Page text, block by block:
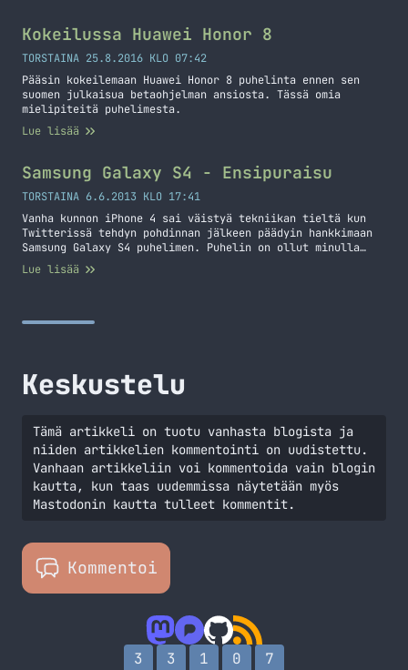
Kokeilussa Huawei Honor 8
TORSTAINA 25.8.2016 KLO 07:42
Pääsin kokeilemaan Huawei Honor 8 puhelinta ennen sen
suomen julkaisua betaohjelman ansiosta. Tässä omia
mielipiteitä puhelimesta.
Lue lisää
Samsung Galaxy S4 - Ensipuraisu
TORSTAINA 6.6.2013 KLO 17:41
Vanha kunnon iPhone 4 sai väistyä tekniikan tieltä kun
Twitterissä tehdyn pohdinnan jälkeen päädyin hankkimaan
Samsung Galaxy S4 puhelimen. Puhelin on ollut minulla
reilut pari viikkoa ja lyhyesti sanottuna tämä vaikuttaa
erittäin loistavalta puhelimelta. Galaxy S4 speksithän
Prosessori: Quad-core 1.9 GHz Krait 300, Qualcomm
Lue lisää
Keskustelu
Tämä artikkeli on tuotu vanhasta blogista ja
niiden artikkelien kommentointi on uudistettu.
Vanhaan artikkeliin voi kommentoida vain blogin
kautta, kun taas uudemmissa näytetään myös
Mastodonin kautta tulleet kommentit.
Kommentoi
3 3 1 0 7